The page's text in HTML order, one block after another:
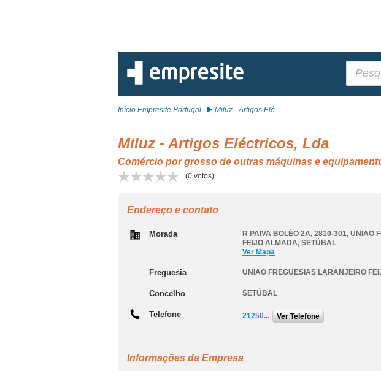
Início Empresite Portugal Miluz - Artigos Elé...
Miluz - Artigos Eléctricos, Lda
Comércio por grosso de outras máquinas e
(0 votos)
Endereço e contato
Morada R PAIVA BOLÉO 2A, 2810-301, UNIAO
FEIJO ALMADA, SETÚBAL
Ver Mapa
Freguesia UNIAO FREGUESIAS LARANJEIRO
Concelho SETÚBAL
Telefone 21250... Ver Telefone
Informações da Empresa